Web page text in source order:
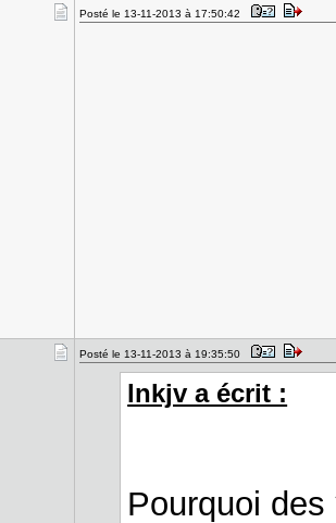
Posté le 13-11-2013 à 17:50:42
Posté le 13-11-2013 à 19:35:50
lnkjv a écrit :
Pourquoi